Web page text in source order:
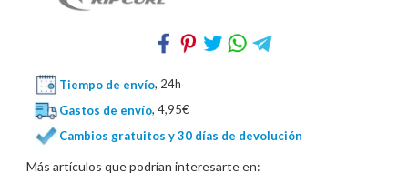
Tiempo de envío, 24h
Gastos de envío, 4,95€
Cambios gratuitos y 30 días de devolución
Más artículos que podrían interesarte en: